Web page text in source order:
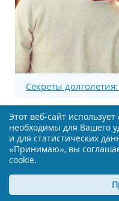
Секреты
Этот веб-сайт
необходимы для Вашего
и для статистических
«Принимаю», вы
cookie.